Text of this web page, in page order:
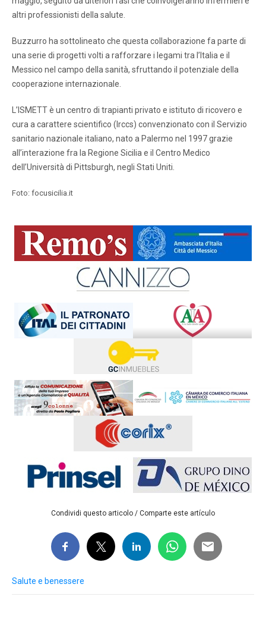
altri professionisti della salute.
Buzzurro ha sottolineato che questa collaborazione fa parte di
una serie di progetti volti a rafforzare i legami tra l’Italia e il
Messico nel campo della sanità, sfruttando il potenziale della
cooperazione internazionale.
L’ISMETT è un centro di trapianti privato e istituto di ricovero e
cura a carattere scientifico (Irccs) convenzionato con il Servizio
sanitario nazionale italiano, nato a Palermo nel 1997 grazie
all’interazione fra la Regione Sicilia e il Centro Medico
dell’Università di Pittsburgh, negli Stati Uniti.
Foto: focusicilia.it
Condividi questo articolo / Comparte este artículo
Salute e benessere